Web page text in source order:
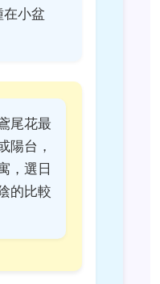
在小盆
尾花最
陽台，
，選日
的比較